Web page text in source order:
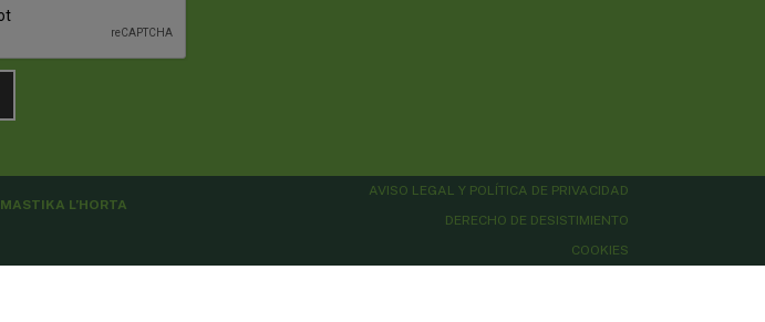
MASTIKA L’HORTA
AVISO LEGAL Y POLÍTICA DE PRIVACIDAD
DERECHO DE DESISTIMIENTO
COOKIES